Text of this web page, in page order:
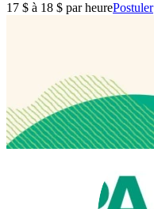
17 $ à 18 $ par heurePostuler